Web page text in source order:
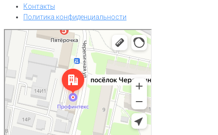
Контакты
Политика конфиденциальности
Нижний Новгород
Посёлок Черепичный, 14В — Яндекс Карты